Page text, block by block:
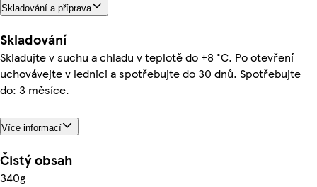
Skladování a příprava
Skladování
Skladujte v suchu a chladu v teplotě do +8 °C. Po otevření
uchovávejte v lednici a spotřebujte do 30 dnů. Spotřebujte
do: 3 měsíce.
Více informací
Čistý obsah
340g